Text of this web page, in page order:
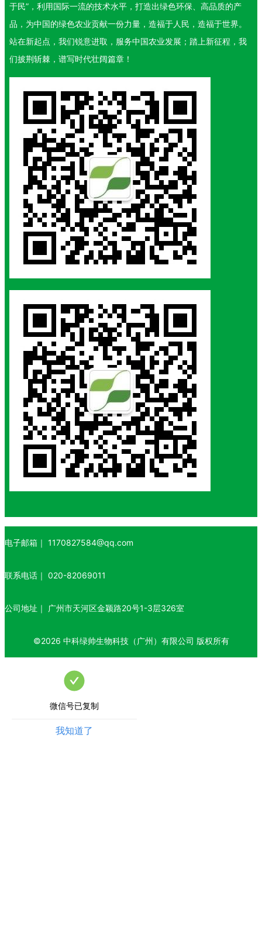
于民”，利用国际一流的技术水平，打造出绿色环保、高品质的产
品，为中国的绿色农业贡献一份力量，造福于人民，造福于世界。
站在新起点，我们锐意进取，服务中国农业发展；踏上新征程，我
们披荆斩棘，谱写时代壮阔篇章！
电子邮箱｜ 1170827584@qq.com
联系电话｜ 020-82069011
公司地址｜ 广州市天河区金颖路20号1-3层326室
©2026 中科绿帅生物科技（广州）有限公司 版权所有
微信号已复制
我知道了